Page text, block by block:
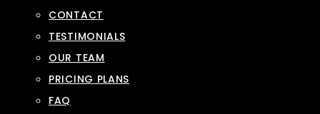
CONTACT
TESTIMONIALS
OUR TEAM
PRICING PLANS
FAQ